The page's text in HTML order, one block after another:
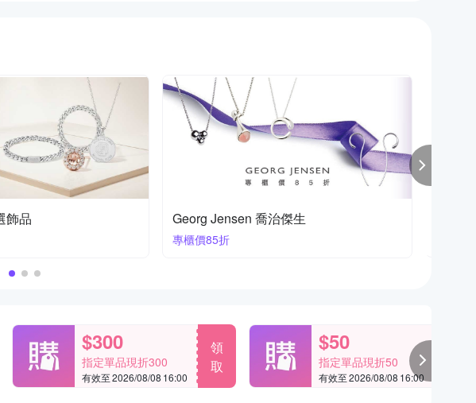
夏利豪CHARRIOL 飾品
結帳87折
$300
指定單品現折300
有效至 2026/08/08 16:00
領
取
$50
指定單品現折50
有效至 2026/08/08 16:00